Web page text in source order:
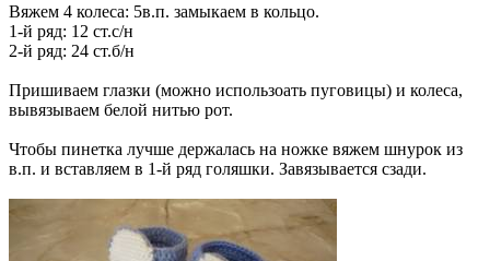
Вяжем 4 колеса: 5в.п. замыкаем в кольцо.
1-й ряд: 12 ст.с/н
2-й ряд: 24 ст.б/н
Пришиваем глазки (можно использоать пуговицы) и колеса,
вывязываем белой нитью рот.
Чтобы пинетка лучше держалась на ножке вяжем шнурок из
в.п. и вставляем в 1-й ряд голяшки. Завязывается сзади.